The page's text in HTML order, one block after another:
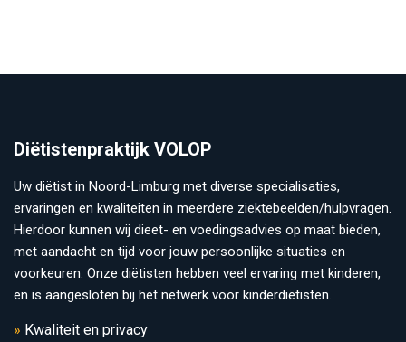
Diëtistenpraktijk VOLOP
Uw diëtist in Noord-Limburg met diverse specialisaties,
ervaringen en kwaliteiten in meerdere ziektebeelden/hulpvragen.
Hierdoor kunnen wij dieet- en voedingsadvies op maat bieden,
met aandacht en tijd voor jouw persoonlijke situaties en
voorkeuren. Onze diëtisten hebben veel ervaring met kinderen,
en is aangesloten bij het netwerk voor kinderdiëtisten.
Kwaliteit en privacy